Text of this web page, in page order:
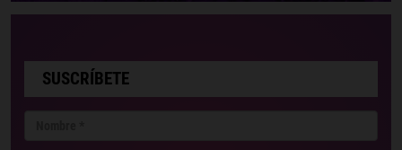
SUSCRÍBETE